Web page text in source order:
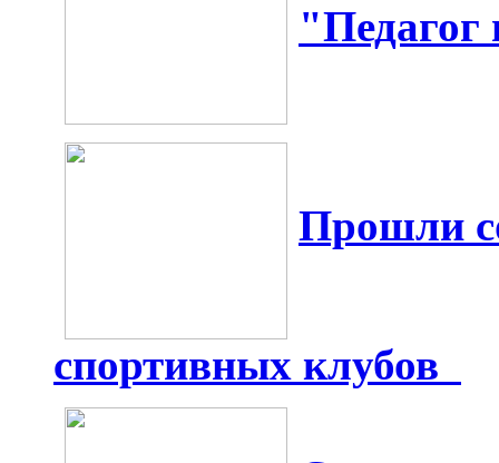
"Педагог
Прошли
спортивных клубов